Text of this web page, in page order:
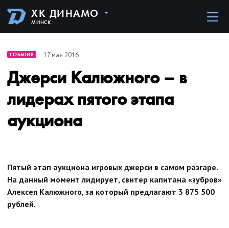
ХК ДИНАМО
МИНСК
СОБЫТИЯ 17 мая 2016
Джерси Калюжного – в
лидерах пятого этапа
аукциона
Пятый этап аукциона игровых джерси в самом разгаре.
На данный момент лидирует, свитер капитана «зубров»
Алексея Калюжного, за который предлагают 3 875 500
рублей.